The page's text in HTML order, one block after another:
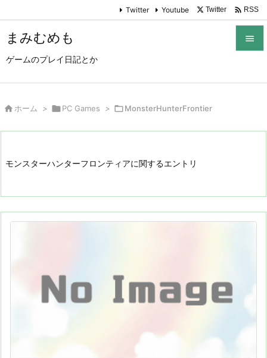
まみむめも
ゲームのプレイ日記とか

検索
Twitter Youtube Twitter  RSS
 ホーム > PC Games > MonsterHunterFrontier
モンスターハンターフロンティアに関するエントリ